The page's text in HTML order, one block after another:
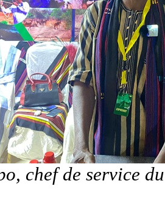
chef de service